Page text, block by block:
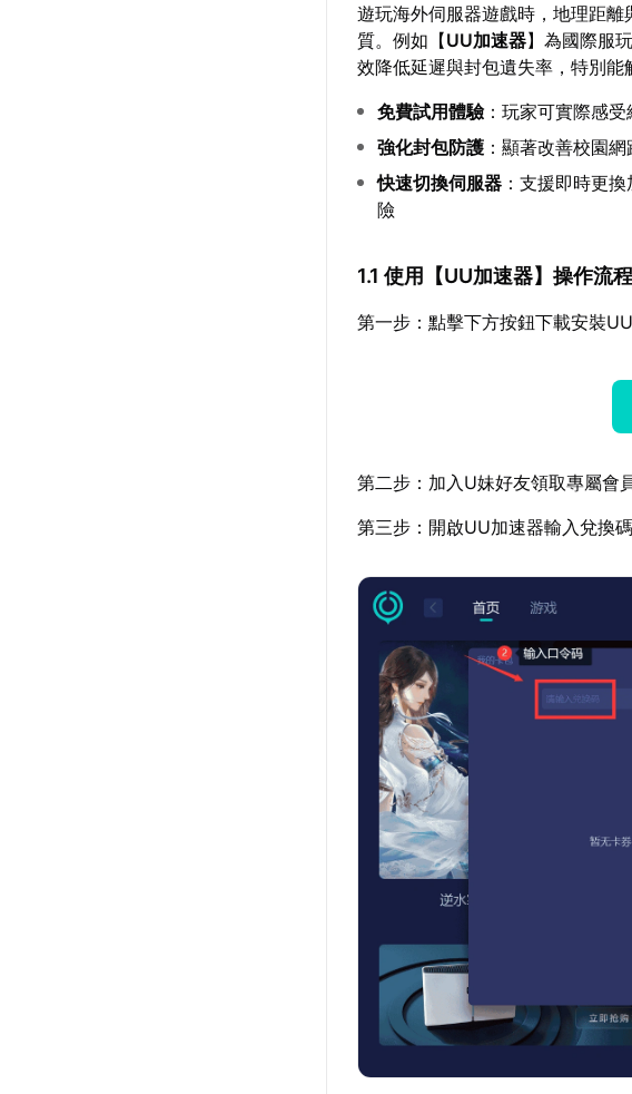
遊玩海外伺服器遊戲時，地理距
質。例如【UU加速器】為國際服
效降低延遲與封包遺失率，特別能
免費試用體驗：玩家可實際感
強化封包防護 ：顯著改善校園
快速切換伺服器 ：支援即時更
險
1.1 使用【UU加速器】操作流程
第一步：點擊下方按鈕下載安裝
第二步：加入U妹好友領取專屬會
第三步：開啟UU加速器輸入兌換